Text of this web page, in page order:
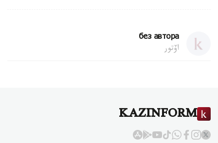
без автора
اۆتور
KAZINFORM